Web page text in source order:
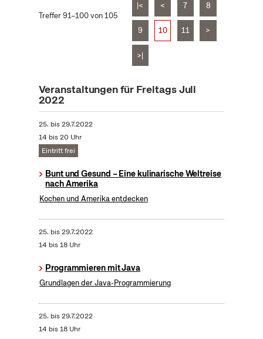
Treffer 91–100 von 105
|< < 7 8
9 10 11 >
>|
Veranstaltungen für Freitags Juli
2022
25. bis29.7.2022
14 bis 20 Uhr
Eintritt frei
Bunt und Gesund – Eine kulinarische Weltreise
nach Amerika
Kochen und Amerika entdecken
25. bis29.7.2022
14 bis 18 Uhr
Programmieren mit Java
Grundlagen der Java-Programmierung
25. bis29.7.2022
14 bis 18 Uhr